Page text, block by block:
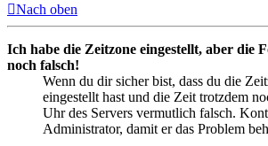
Nach oben
Ich habe die Zeitzone eingestellt, aber die
noch falsch!
Wenn du dir sicher bist, dass du die
eingestellt hast und die Zeit trotzdem
Uhr des Servers vermutlich falsch.
Administrator, damit er das Problem